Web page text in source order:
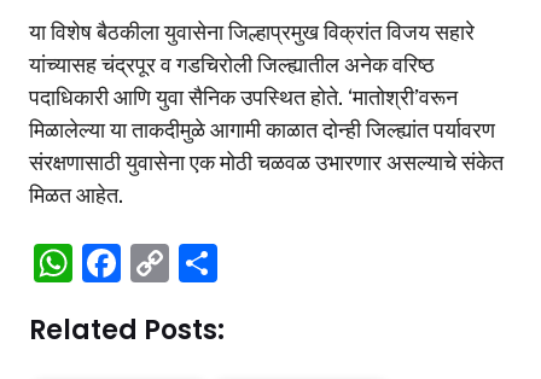
या विशेष बैठकीला युवासेना जिल्हाप्रमुख विक्रांत विजय सहारे
यांच्यासह चंद्रपूर व गडचिरोली जिल्ह्यातील अनेक वरिष्ठ
पदाधिकारी आणि युवा सैनिक उपस्थित होते. ‘मातोश्री’वरून
मिळालेल्या या ताकदीमुळे आगामी काळात दोन्ही जिल्ह्यांत पर्यावरण
संरक्षणासाठी युवासेना एक मोठी चळवळ उभारणार असल्याचे संकेत
मिळत आहेत.
W
at
F
c
C
p
ar
Related Posts: